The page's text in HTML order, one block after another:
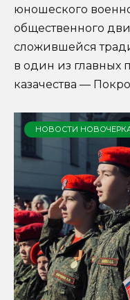
юношеского
общественного
сложившейся
в один из главных
казачества —
НОВОСТИ